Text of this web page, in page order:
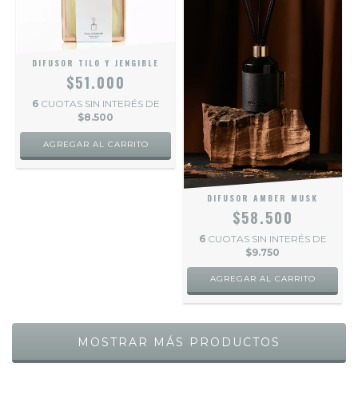
DIFUSOR TILO Y JENGIBLE
$51.000
6 CUOTAS SIN INTERÉS DE
$8.500
DIFUSOR AMBER MUSK
$58.500
6 CUOTAS SIN INTERÉS DE
$9.750
MOSTRAR MÁS PRODUCTOS